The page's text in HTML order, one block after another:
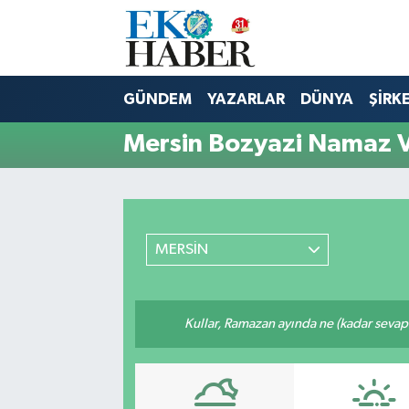
GÜNDEM YAZARLAR DÜNYA
Mersin Bozyazi Namaz
MERSİN
Kullar, Ramazan ayında ne (kadar
Hava Durumu
Son Dakika Haberleri
Haber Arşivi